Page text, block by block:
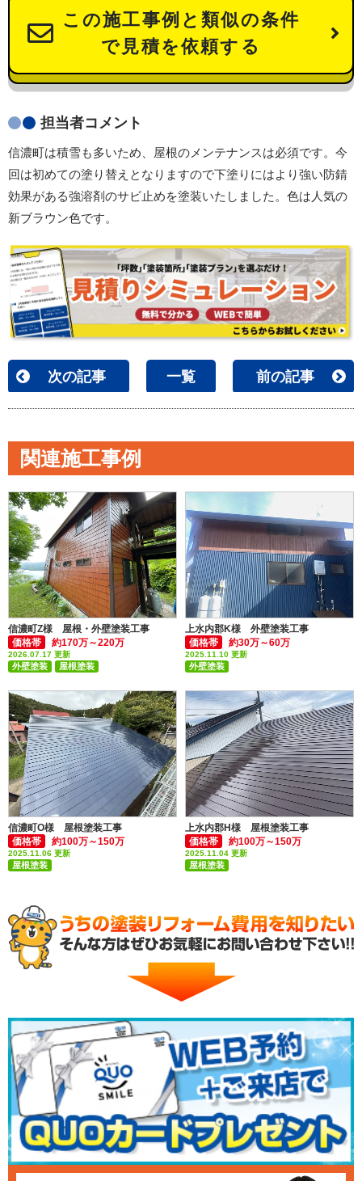
この施工事例と類似の条件
で見積を依頼する
担当者コメント
信濃町は積雪も多いため、屋根のメンテナンスは必須です。今
回は初めての塗り替えとなりますので下塗りにはより強い防錆
効果がある強溶剤のサビ止めを塗装いたしました。色は人気の
新ブラウン色です。
次の記事 一覧 前の記事
関連施工事例
信濃町Z様 屋根・外壁塗装工事
価格帯
約170万～220万
2026.07.17 更新
外壁塗装
屋根塗装
上水内郡K様 外壁塗装工事
価格帯
約30万～60万
2025.11.10 更新
外壁塗装
信濃町O様 屋根塗装工事
価格帯
約100万～150万
2025.11.06 更新
屋根塗装
上水内郡H様 屋根塗装工事
価格帯
約100万～150万
2025.11.04 更新
屋根塗装